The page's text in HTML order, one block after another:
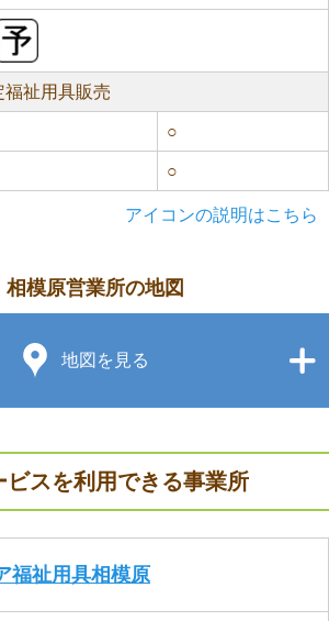
祉用具販売
○
○
アイコンの説明はこちら
模原営業所の地図
地図を見る
ビスを利用できる事業所
福祉用具相模原